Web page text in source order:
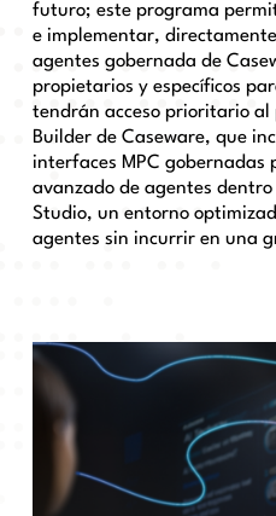
futuro; este programa
e implementar,
agentes gobernada de
propietarios y específicos
tendrán acceso prioritario al
Builder de Caseware, que
interfaces MPC gobernadas
avanzado de agentes
Studio, un entorno
agentes sin incurrir en una